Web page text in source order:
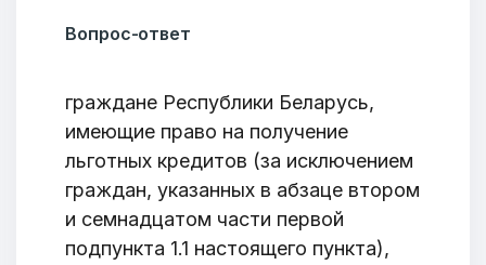
Вопрос-ответ
граждане Республики Беларусь,
имеющие право на получение
льготных кредитов (за исключением
граждан, указанных в абзаце втором
и семнадцатом части первой
подпункта 1.1 настоящего пункта),